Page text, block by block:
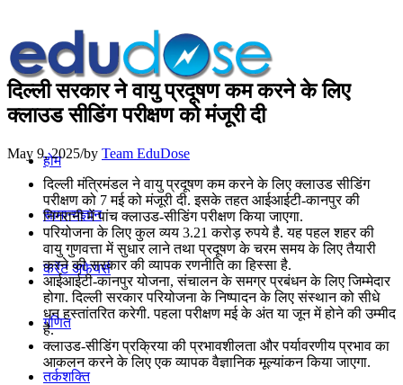
होम
सामान्यज्ञान
करेंट अफेयर्स
गणित
तर्कशक्ति
दिल्ली सरकार ने वायु प्रदूषण कम करने के लिए
क्लाउड सीडिंग परीक्षण को मंजूरी दी
May 9, 2025/by Team EduDose
दिल्ली मंत्रिमंडल ने वायु प्रदूषण कम करने के लिए क्लाउड सीडिंग
परीक्षण को 7 मई को मंजूरी दी. इसके तहत आईआईटी-कानपुर की
निगरानी में पांच क्लाउड-सीडिंग परीक्षण किया जाएगा.
परियोजना के लिए कुल व्यय 3.21 करोड़ रुपये है. यह पहल शहर की
वायु गुणवत्ता में सुधार लाने तथा प्रदूषण के चरम समय के लिए तैयारी
करने की सरकार की व्यापक रणनीति का हिस्सा है.
आईआईटी-कानपुर योजना, संचालन के समग्र प्रबंधन के लिए जिम्मेदार
होगा. दिल्ली सरकार परियोजना के निष्पादन के लिए संस्थान को सीधे
धन हस्तांतरित करेगी. पहला परीक्षण मई के अंत या जून में होने की उम्मीद
है.
क्लाउड-सीडिंग प्रक्रिया की प्रभावशीलता और पर्यावरणीय प्रभाव का
आकलन करने के लिए एक व्यापक वैज्ञानिक मूल्यांकन किया जाएगा.